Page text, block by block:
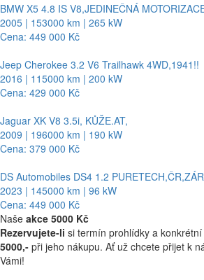
BMW X5 4.8 IS V8,JEDINEČNÁ
2005 | 153000 km | 265 kW
Cena: 449 000 Kč
Jeep Cherokee 3.2 V6 Trailhawk 4WD,1941!!
2016 | 115000 km | 200 kW
Cena: 429 000 Kč
Jaguar XK V8 3.5i, KŮŽE.AT,
2009 | 196000 km | 190 kW
Cena: 379 000 Kč
DS Automobiles DS4 1.2
2023 | 145000 km | 96 kW
Cena: 449 000 Kč
Naše akce 5000 Kč
Rezervujete-li si termín prohlídky a
5000,- při jeho nákupu. Ať už chcete přijet k
Vámi!